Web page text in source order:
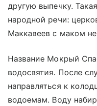
другую выпечку.
народной речи:
Маккавеев с маком не
Название Мокрый
водосвятия. После
направляться к
водоемам. Воду